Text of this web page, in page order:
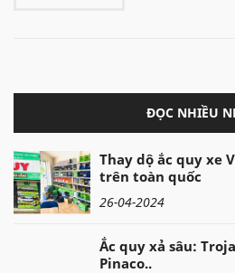
ĐỌC NHIỀU
Thay dộ ắc quy xe
trên toàn quốc
26-04-2024
Ắc quy xả sâu:
Pinaco..